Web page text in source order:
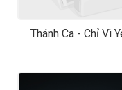
Thánh Ca - Chỉ Vì